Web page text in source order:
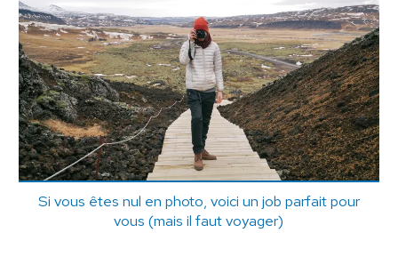
Si vous êtes nul en photo, voici un job parfait pour
vous (mais il faut voyager)